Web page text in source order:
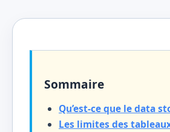
Sommaire
Qu’est-ce que le data
Les limites des